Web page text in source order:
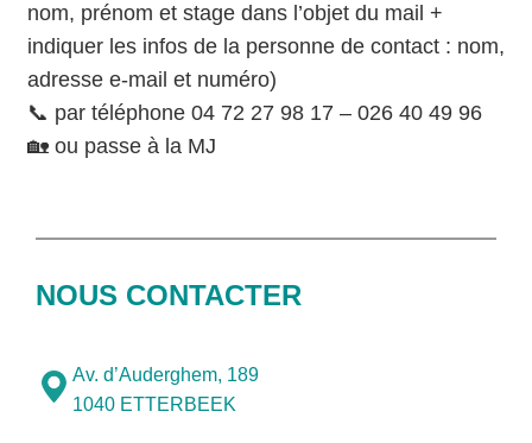
nom, prénom et stage dans l’objet du mail +
indiquer les infos de la personne de contact : nom,
adresse e-mail et numéro)
📞 par téléphone 04 72 27 98 17 – 026 40 49 96
🏡 ou passe à la MJ
NOUS CONTACTER
Av. d’Auderghem, 189
1040 ETTERBEEK